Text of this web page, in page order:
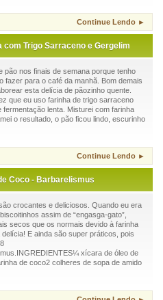
Continue Lendo ►
com Trigo Sarraceno e Gergelim
pão nos finais de semana porque tenho
fazer para o café da manhã. Bom demais
esta delícia de pãozinho quente.
que eu uso farinha de trigo sarraceno
fermentação lenta. Misturei com farinha
o resultado, o pão ficou lindo, escurinho
Continue Lendo ►
Coco - Barbarelismus
crocantes e deliciosos. Quando eu era
assim de “engasga-gato”,
secos que os normais devido à farinha
E ainda são super práticos, pois
xícara de óleo de
de coco2 colheres de sopa de amido